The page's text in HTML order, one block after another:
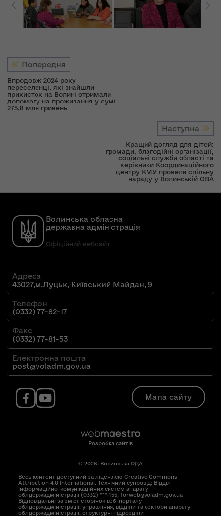
Попередня
Впродовж 2024 року
переселенці, які знайшли
прихисток на Волині отримали
допомогу на проживання у сумі
275,8 млн гривень
Наступна
Кращий догляд для дітей:
громади, благодійні організації,
соціальні служби області та
керівники Координаційного
центру КМУ провели спільну
нараду у Волинській ОВА
Волинська обласна
державна адміністрація
Офіційний вебсайт
Адреса
43027,м.Луцьк, Київський Майдан, 9
Телефон
(0332) 77-82-17
Факс
(0332) 77-81-53
Електронна пошта
post@voladm.gov.ua
Мапа сайту
Розробка сайтів
© 2026. Волинська ОДА
Весь контент доступний за ліцензією Creative Commons
Attribution 4.0 International. Технічний супровід: Відділ
інформаційно-комунікаційних систем апарату
облдержадміністрації (0332) ***-155, forweb@voladm.gov.ua
Відповідальні за зміст сторінок веб-порталу
облдержадміністрації: управління, відділи та сектори апарату
облдержадміністрації, структурні підрозділи